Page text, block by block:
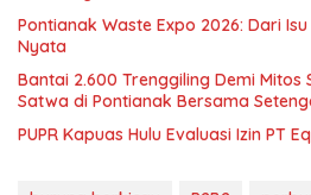
Pontianak Waste Expo 2026: Dari
Nyata
Bantai 2.600 Trenggiling Demi Mitos
Satwa di Pontianak Bersama
PUPR Kapuas Hulu Evaluasi Izin PT